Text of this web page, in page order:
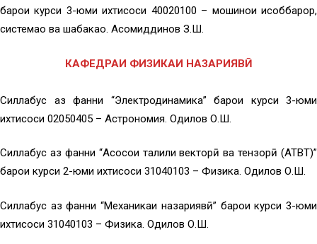
барои курси 3-юми ихтисоси 40020100 – мошинҳои ҳисоббарор,
системаҳо ва шабакаҳо. Асомиддинов З.Ш.
КАФЕДРАИ ФИЗИКАИ НАЗАРИЯВӢ
Силлабус аз фанни “Электродинамика” барои курси 3-юми
ихтисоси 02050405 – Астрономия. Одилов О.Ш.
Силлабус аз фанни “Асосҳои таҳлили векторӣ ва тензорӣ (АТВТ)”
барои курси 2-юми ихтисоси 31040103 – Физика. Одилов О.Ш.
Силлабус аз фанни “Механикаи назариявӣ” барои курси 3-юми
ихтисоси 31040103 – Физика. Одилов О.Ш.